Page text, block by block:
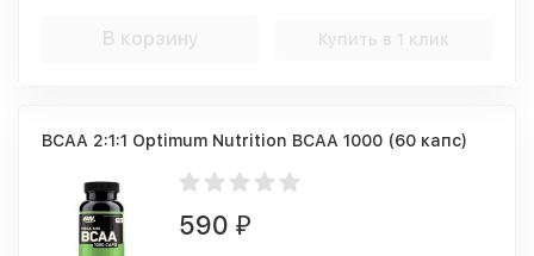
В корзину Купить в 1 клик
BCAA 2:1:1 Optimum Nutrition BCAA 1000 (60 капс)
590 ₽